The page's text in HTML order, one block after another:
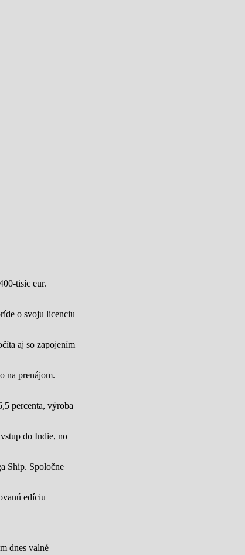
tisíc eur.
o svoju licenciu
aj so zapojením
na prenájom.
percenta, výroba
do Indie, no
Ship. Spoločne
edíciu
dnes valné